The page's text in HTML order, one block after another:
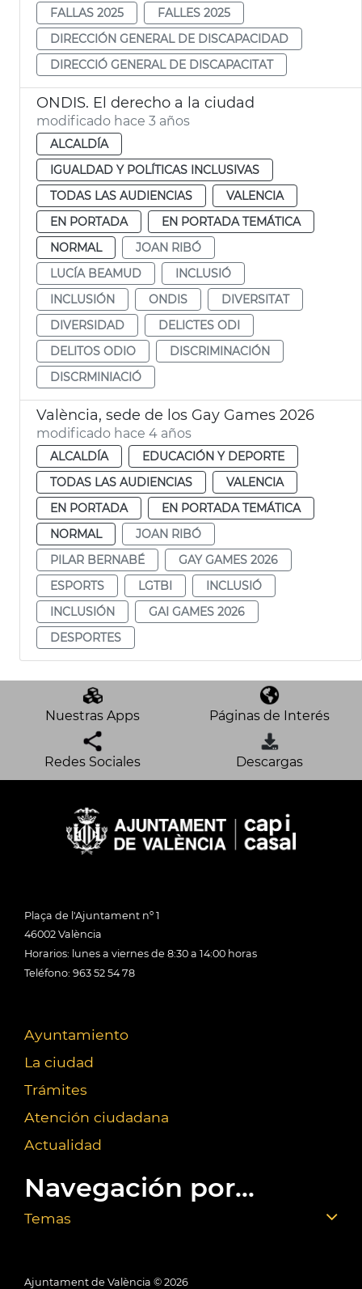
FALLAS 2025
FALLES 2025
DIRECCIÓN GENERAL DE DISCAPACIDAD
DIRECCIÓ GENERAL DE DISCAPACITAT
ONDIS. El derecho a la ciudad
modificado hace 3 años
ALCALDÍA
IGUALDAD Y POLÍTICAS INCLUSIVAS
TODAS LAS AUDIENCIAS
VALENCIA
EN PORTADA
EN PORTADA TEMÁTICA
NORMAL
JOAN RIBÓ
LUCÍA BEAMUD
INCLUSIÓ
INCLUSIÓN
ONDIS
DIVERSITAT
DIVERSIDAD
DELICTES ODI
DELITOS ODIO
DISCRIMINACIÓN
DISCRMINIACIÓ
València, sede de los Gay Games 2026
modificado hace 4 años
ALCALDÍA
EDUCACIÓN Y DEPORTE
TODAS LAS AUDIENCIAS
VALENCIA
EN PORTADA
EN PORTADA TEMÁTICA
NORMAL
JOAN RIBÓ
PILAR BERNABÉ
GAY GAMES 2026
ESPORTS
LGTBI
INCLUSIÓ
INCLUSIÓN
GAI GAMES 2026
DESPORTES
Nuestras Apps Páginas de Interés
Redes Sociales Descargas
Plaça de l'Ajuntament nº 1
46002 València
Horarios: lunes a viernes de 8:30 a 14:00 horas
Teléfono: 963 52 54 78
Ayuntamiento
La ciudad
Trámites
Atención ciudadana
Actualidad
Navegación por...
Temas
Ajuntament de València © 2026